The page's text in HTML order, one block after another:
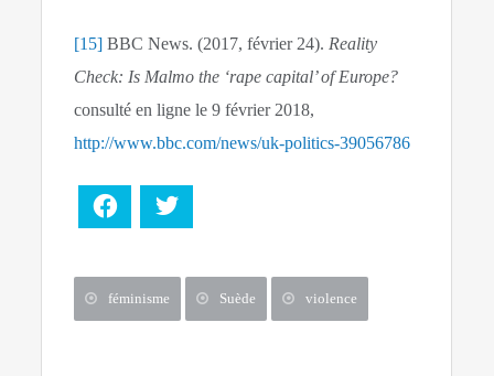
[15] BBC News. (2017, février 24). Reality
Check: Is Malmo the ‘rape capital’ of Europe?
consulté en ligne le 9 février 2018,
http://www.bbc.com/news/uk-politics-39056786
Facebook
féminisme Suède violence